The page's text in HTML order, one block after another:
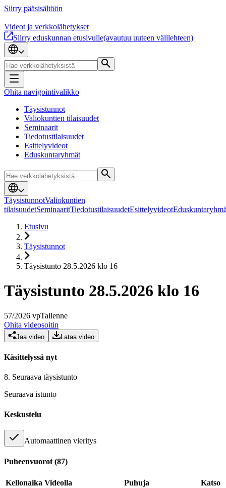
Siirry pääsisältöön
Videot ja verkkolähetykset
Siirry eduskunnan etusivulle(avautuu uuteen välilehteen)
Ohita navigointivalikko
Täysistunnot
Valiokuntien tilaisuudet
Seminaarit
Tiedotustilaisuudet
Esittelyvideot
Eduskuntaryhmät
TäysistunnotValiokuntien
tilaisuudetSeminaaritTiedotustilaisuudetEsittelyvideot
Etusivu
Täysistunnot
Täysistunto 28.5.2026 klo 16
Täysistunto 28.5.2026 klo 16
57/2026 vpTallenne
Ohita videosoitin
Jaa video Lataa video
Käsittelyssä nyt
8. Seuraava täysistunto
Seuraava istunto
Keskustelu
Automaattinen vieritys
Puheenvuorot (87)
Kellonaika Videolla Puhuja
Katso